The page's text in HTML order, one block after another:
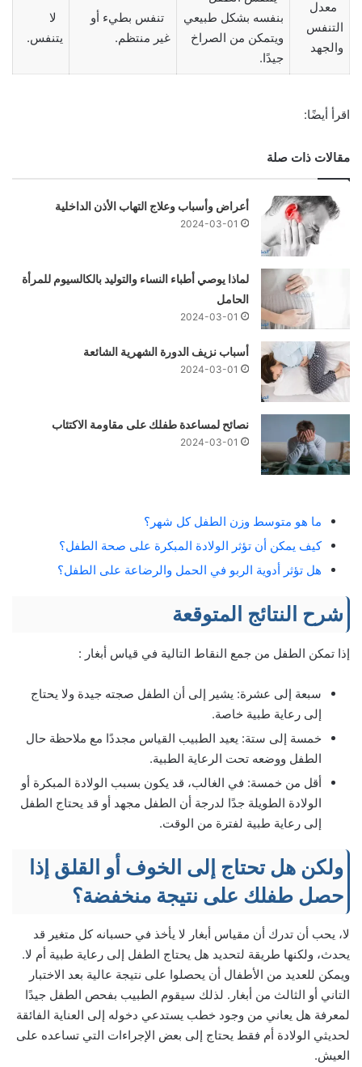
معدل
التنفس
والجهد
بنفسه بشكل طبيعي
ويتمكن من الصراخ
جيدًا.
تنفس بطيء أو
غير منتظم.
لا
يتنفس.
اقرأ أيضًا:
مقالات ذات صلة
أعراض وأسباب وعلاج التهاب الأذن الداخلية
2024-03-01
لماذا يوصي أطباء النساء والتوليد بالكالسيوم للمرأة
الحامل
2024-03-01
أسباب نزيف الدورة الشهرية الشائعة
2024-03-01
نصائح لمساعدة طفلك على مقاومة الاكتئاب
2024-03-01
ما هو متوسط وزن الطفل كل شهر؟
كيف يمكن أن تؤثر الولادة المبكرة على صحة الطفل؟
هل تؤثر أدوية الربو في الحمل والرضاعة على الطفل؟
شرح النتائج المتوقعة
إذا تمكن الطفل من جمع النقاط التالية في قياس أبغار :
سبعة إلى عشرة: يشير إلى أن الطفل صجته جيدة ولا يحتاج
إلى رعاية طبية خاصة.
خمسة إلى ستة: يعيد الطبيب القياس مجددًا مع ملاحظة حال
الطفل ووضعه تحت الرعاية الطبية.
أقل من خمسة: في الغالب، قد يكون بسبب الولادة المبكرة أو
الولادة الطويلة جدًا لدرجة أن الطفل مجهد أو قد يحتاج الطفل
إلى رعاية طبية لفترة من الوقت.
ولكن هل تحتاج إلى الخوف أو القلق إذا
حصل طفلك على نتيجة منخفضة؟
لا، يحب أن تدرك أن مقياس أبغار لا يأخذ في حسبانه كل متغير قد
يحدث، ولكنها طريقة لتحديد هل يحتاج الطفل إلى رعاية طبية أم لا.
ويمكن للعديد من الأطفال أن يحصلوا على نتيجة عالية بعد الاختبار
التاني أو الثالث من أبغار. لذلك سيقوم الطبيب بفحص الطفل جيدًا
لمعرفة هل يعاني من وجود خطب يستدعي دخوله إلى العناية الفائقة
لحديثي الولادة أم فقط يحتاج إلى بعض الإجراءات التي تساعده على
العيش.